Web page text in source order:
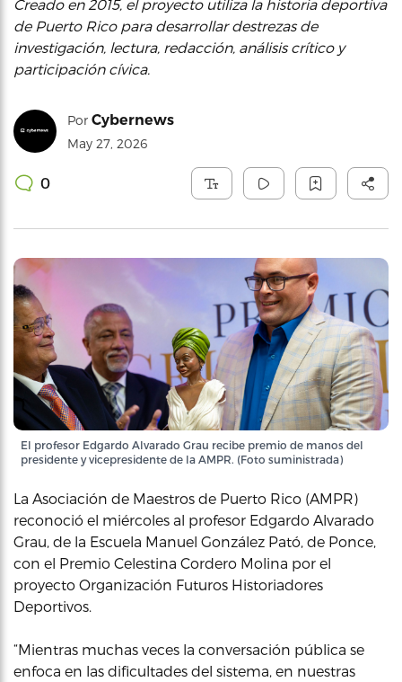
Creado en 2015, el proyecto utiliza la historia deportiva
de Puerto Rico para desarrollar destrezas de
investigación, lectura, redacción, análisis crítico y
participación cívica.
Por Cybernews
May 27, 2026
0
El profesor Edgardo Alvarado Grau recibe premio de manos del
presidente y vicepresidente de la AMPR. (Foto suministrada)
La Asociación de Maestros de Puerto Rico (AMPR)
reconoció el miércoles al profesor Edgardo Alvarado
Grau, de la Escuela Manuel González Pató, de Ponce,
con el Premio Celestina Cordero Molina por el
proyecto Organización Futuros Historiadores
Deportivos.
“Mientras muchas veces la conversación pública se
enfoca en las dificultades del sistema, en nuestras